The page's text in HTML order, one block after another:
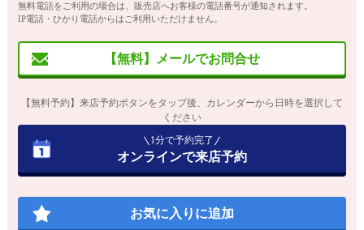
無料電話をご利用の場合は、販売店へお客様の電話番号が通知されます。
IP電話・ひかり電話からはご利用いただけません。
【無料】メールでお問合せ
【無料予約】来店予約ボタンをタップ後、カレンダーから日時を選択して
ください
1分で予約完了
オンラインで来店予約
お気に入りに追加